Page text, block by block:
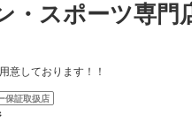
スポーツ専門
意しております！！
保証取扱店